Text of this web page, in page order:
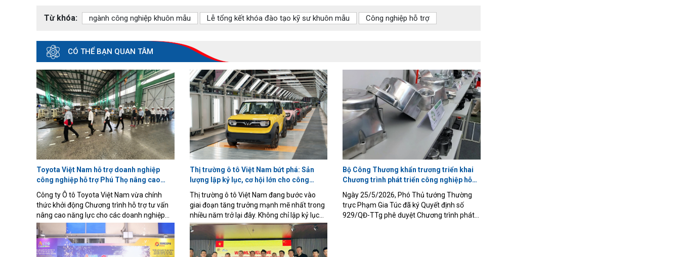
Từ khóa: ngành công nghiệp khuôn mẫu Lễ tổng kết khóa đào tạo kỹ sư khuôn mẫu Công nghiệp hỗ trợ
CÓ THỂ BẠN QUAN TÂM
Toyota Việt Nam hỗ trợ doanh nghiệp
công nghiệp hỗ trợ Phú Thọ nâng cao
năng lực, hướng tới tham gia sâu chuỗi
cung ứng ô tô
Công ty Ô tô Toyota Việt Nam vừa chính
thức khởi động Chương trình hỗ trợ tư vấn
nâng cao năng lực cho các doanh nghiệp
công nghiệp hỗ trợ trên địa bàn tỉnh Phú
Thọ. Chương trình không chỉ giúp doanh
nghiệp cải tiến hoạt động sản xuất theo
Thị trường ô tô Việt Nam bứt phá: Sản
lượng lập kỷ lục, cơ hội lớn cho công
Thị trường ô tô Việt Nam đang bước vào
giai đoạn tăng trưởng mạnh mẽ nhất trong
nhiều năm trở lại đây. Không chỉ lập kỷ lục
về doanh số tiêu thụ, sản lượng xe sản xuất,
lắp ráp trong nước (CKD) cũng đạt mức cao
chưa từng có, phản ánh sự mở rộng nhanh
Bộ Công Thương khẩn trương triển khai
Chương trình phát triển công nghiệp hỗ
Ngày 25/5/2026, Phó Thủ tướng Thường
trực Phạm Gia Túc đã ký Quyết định số
929/QĐ-TTg phê duyệt Chương trình phát